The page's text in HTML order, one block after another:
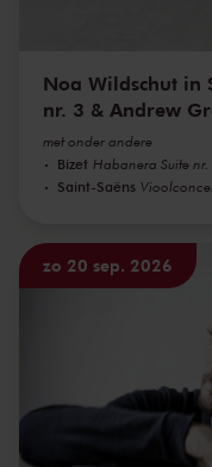
Noa Wildschut in
nr. 3 & Andrew
met onder andere
Bizet Habanera Suite
Saint-Saëns
zo 20 sep. 2026